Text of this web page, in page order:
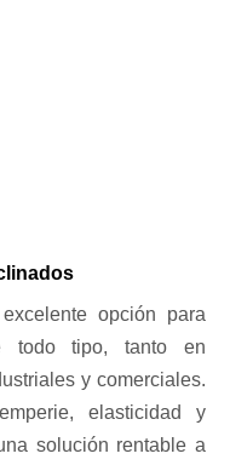
opción para
todo tipo, tanto en
y comerciales.
elasticidad y
solución rentable a